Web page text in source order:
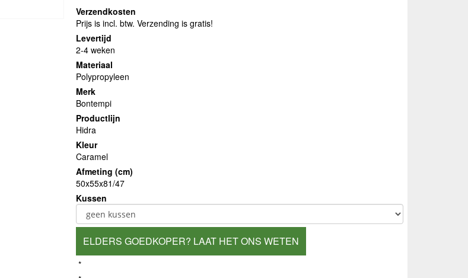
Verzendkosten
Prijs is incl. btw. Verzending is gratis!
Levertijd
2-4 weken
Materiaal
Polypropyleen
Merk
Bontempi
Productlijn
Hidra
Kleur
Caramel
Afmeting (cm)
50x55x81/47
Kussen
ELDERS GOEDKOPER? LAAT HET ONS WETEN
*